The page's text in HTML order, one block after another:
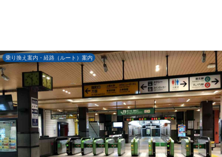
乗り換え案内・経路（ルート）案内